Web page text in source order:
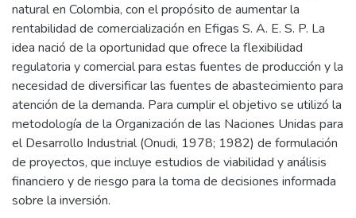
natural en Colombia, con el propósito de aumentar la
rentabilidad de comercialización en Efigas S. A. E. S. P. La
idea nació de la oportunidad que ofrece la flexibilidad
regulatoria y comercial para estas fuentes de producción y la
necesidad de diversificar las fuentes de abastecimiento para
atención de la demanda. Para cumplir el objetivo se utilizó la
metodología de la Organización de las Naciones Unidas para
el Desarrollo Industrial (Onudi, 1978; 1982) de formulación
de proyectos, que incluye estudios de viabilidad y análisis
financiero y de riesgo para la toma de decisiones informada
sobre la inversión.